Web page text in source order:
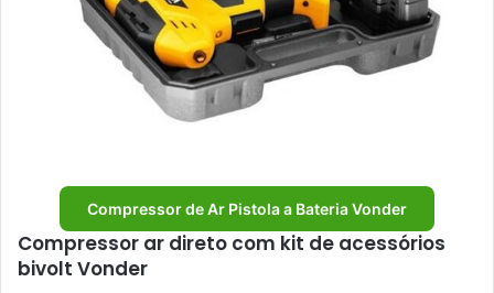
Compressor de Ar Pistola a Bateria Vonder
Compressor ar direto com kit de acessórios
bivolt Vonder